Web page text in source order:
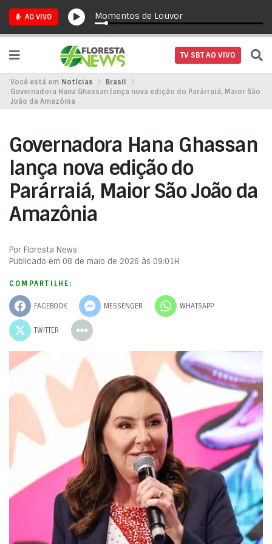
AO VIVO Momentos de Louvor
TV SBT AO VIVO
Você está em Notícias
Brasil
Governadora Hana Ghassan lança nova edição do Parárraiá, Maior São
João da Amazônia
Governadora Hana Ghassan
lança nova edição do
Parárraiá, Maior São João da
Amazônia
Por Floresta News
Publicado em 08 de maio de 2026 às 09:01H
COMPARTILHE:
FACEBOOK MESSENGER WHATSAPP
TWITTER